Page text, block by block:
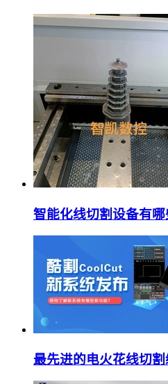
智能化线切割设备有
最先进的电火花线切